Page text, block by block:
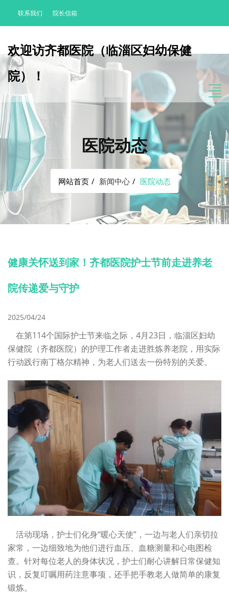
联系我们 院长信箱
欢迎访齐都医院（临淄区妇幼保健
院）！
医院动态
网站首页 新闻中心 医院动态
健康关怀送到家！齐都医院护士节前走进养老
院传递爱与守护
2025/04/24
在第114个国际护士节来临之际，4月23日，临淄区妇幼
保健院（齐都医院）的护理工作者走进胜炼养老院，用实际
行动践行南丁格尔精神，为老人们送去一份特别的关爱。
活动现场，护士们化身“暖心天使”，一边与老人们亲切拉
家常，一边细致地为他们进行血压、血糖测量和心电图检
查。针对每位老人的身体状况，护士们耐心讲解日常保健知
识，反复叮嘱用药注意事项，还手把手教老人做简单的康复
锻炼。